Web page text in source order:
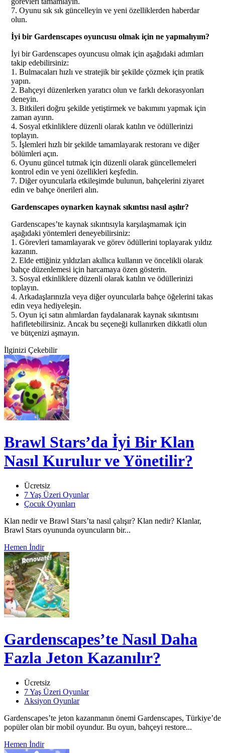
7. Oyunu sık sık güncelleyin ve yeni özelliklerden haberdar
olun.
İyi bir Gardenscapes oyuncusu olmak için ne yapmalıyım?
İyi bir Gardenscapes oyuncusu olmak için aşağıdaki adımları
takip edebilirsiniz:
1. Bulmacaları hızlı ve stratejik bir şekilde çözmek için pratik
yapın.
2. Bahçeyi düzenlerken yaratıcı olun ve farklı dekorasyonları
deneyin.
3. Bitkileri doğru şekilde yetiştirmek ve bakımını yapmak için
zaman ayırın.
4. Sosyal etkinliklere düzenli olarak katılın ve ödüllerinizi
toplayın.
5. İşlemleri hızlı bir şekilde tamamlayarak restoranı ve diğer
bölümleri açın.
6. Oyunu güncel tutmak için düzenli olarak güncellemeleri
kontrol edin ve yeni özellikleri keşfedin.
7. Diğer oyuncularla etkileşimde bulunun, bahçelerini ziyaret
edin ve bahçe önerileri alın.
Gardenscapes oynarken kaynak sıkıntısı nasıl aşılır?
Gardenscapes’te kaynak sıkıntısıyla karşılaşmamak için
aşağıdaki yöntemleri deneyebilirsiniz:
1. Görevleri tamamlayarak ve görev ödüllerini toplayarak yıldız
kazanın.
2. Elde ettiğiniz yıldızları akıllıca kullanın ve öncelikli olarak
bahçe düzenlemesi için harcamaya özen gösterin.
3. Sosyal etkinliklere düzenli olarak katılın ve ödüllerinizi
toplayın.
4. Arkadaşlarınızla veya diğer oyuncularla bahçe öğelerini takas
edin veya hediyeleşin.
5. Oyun içi satın alımlardan faydalanarak kaynak sıkıntısını
hafifletebilirsiniz. Ancak bu seçeneği kullanırken dikkatli olun
ve bütçenizi aşmayın.
İlginizi Çekebilir
Brawl Stars’da İyi Bir Klan
Nasıl Kurulur ve Yönetilir?
Ücretsiz
7 Yaş Üzeri Oyunlar
Çocuk Oyunları
Klan nedir ve Brawl Stars’ta nasıl çalışır? Klan nedir? Klanlar,
Brawl Stars oyununda oyuncuların bir...
Hemen İndir
Gardenscapes’te Nasıl Daha
Fazla Jeton Kazanılır?
Ücretsiz
7 Yaş Üzeri Oyunlar
Aksiyon Oyunlar
Gardenscapes’te jeton kazanmanın önemi Gardenscapes, Türkiye’de
popüler olan bir mobil oyundur. Bu oyun, bahçeyi restore...
Hemen İndir